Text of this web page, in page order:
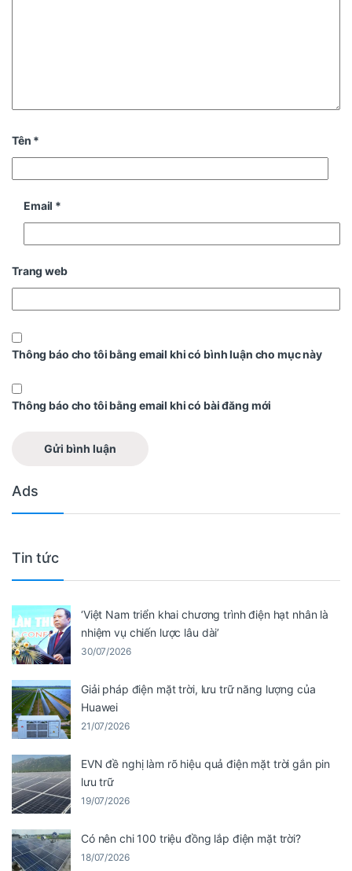
Tên *
Email *
Trang web
Thông báo cho tôi bằng email khi có bình luận cho mục này
Thông báo cho tôi bằng email khi có bài đăng mới
Ads
Tin tức
‘Việt Nam triển khai chương trình điện hạt nhân là
nhiệm vụ chiến lược lâu dài’
30/07/2026
Giải pháp điện mặt trời, lưu trữ năng lượng của
Huawei
21/07/2026
EVN đề nghị làm rõ hiệu quả điện mặt trời gắn pin
lưu trữ
19/07/2026
Có nên chi 100 triệu đồng lắp điện mặt trời?
18/07/2026